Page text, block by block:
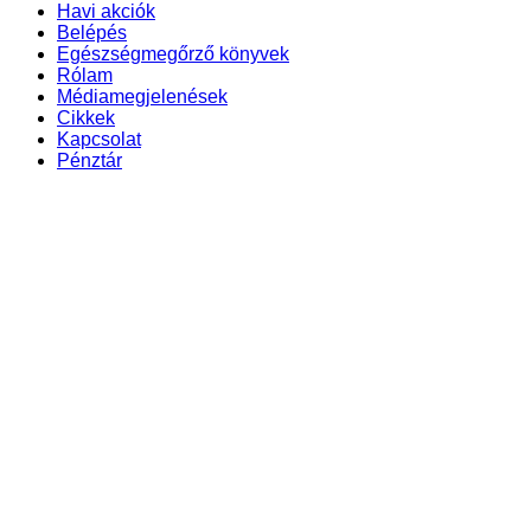
Havi akciók
Belépés
Egészségmegőrző könyvek
Rólam
Médiamegjelenések
Cikkek
Kapcsolat
Pénztár